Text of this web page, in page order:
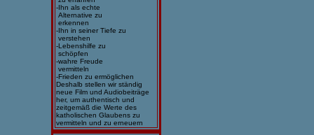
-Ihn als echte
Alternative zu
erkennen
-Ihn in seiner Tiefe zu
verstehen
-Lebenshilfe zu
schöpfen
-wahre Freude
vermitteln
-Frieden zu ermöglichen
Deshalb stellen wir ständig
neue Film und Audiobeiträge
her, um authentisch und
zeitgemäß die Werte des
katholischen Glaubens zu
vermitteln und zu erneuern